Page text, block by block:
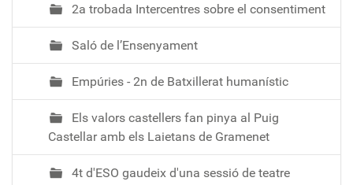
2a trobada Intercentres sobre el consentiment
Saló de l’Ensenyament
Empúries - 2n de Batxillerat humanístic
Els valors castellers fan pinya al Puig
Castellar amb els Laietans de Gramenet
4t d'ESO gaudeix d'una sessió de teatre